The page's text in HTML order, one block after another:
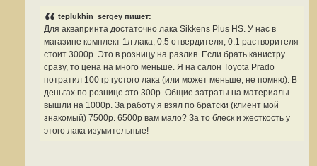
teplukhin_sergey пишет:
Для аквапринта достаточно лака Sikkens Plus HS. У нас в
магазине комплект 1л лака, 0.5 отвердителя, 0.1 растворителя
стоит 3000р. Это в розницу на разлив. Если брать канистру
сразу, то цена на много меньше. Я на салон Toyota Prado
потратил 100 гр густого лака (или может меньше, не помню). В
деньгах по рознице это 300р. Общие затраты на материалы
вышли на 1000р. За работу я взял по братски (клиент мой
знакомый) 7500р. 6500р вам мало? За то блеск и жесткость у
этого лака изумительные!